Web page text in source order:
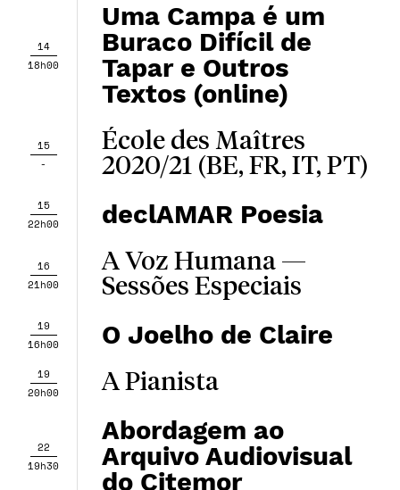
14
18h00
Uma Campa é um
Buraco Difícil de
Tapar e Outros
Textos (online)
15
-
École des Maîtres
2020/21 (BE, FR, IT, PT)
15
22h00
declAMAR Poesia
16
21h00
A Voz Humana —
Sessões Especiais
19
16h00
O Joelho de Claire
19
20h00
A Pianista
22
19h30
Abordagem ao
Arquivo Audiovisual
do Citemor